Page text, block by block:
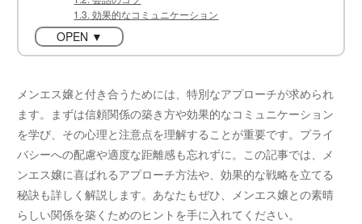
1.3. 効果的なコミュニケーション
OPEN ▼
メンエス嬢と付き合うためには、特別なアプローチが求められ
ます。まずは信頼関係の築き方や効果的なコミュニケーション
を学び、その心理と注意点を理解することが重要です。プライ
バシーへの配慮や適度な距離感も忘れずに。この記事では、メ
ンエス嬢に喜ばれるアプローチ方法や、効果的な戦略を立てる
秘訣も詳しく解説します。あなたもぜひ、メンエス嬢との素晴
らしい関係を築くためのヒントを手に入れてください。